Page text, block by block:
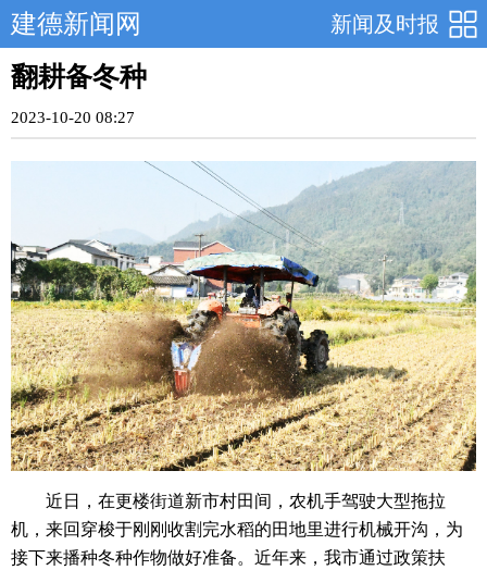
新闻及时报
建德新闻网
翻耕备冬种
2023-10-20 08:27
近日，在更楼街道新市村田间，农机手驾驶大型拖拉
机，来回穿梭于刚刚收割完水稻的田地里进行机械开沟，为
接下来播种冬种作物做好准备。近年来，我市通过政策扶